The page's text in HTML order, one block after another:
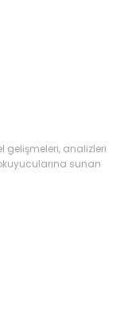
gelişmeleri, analizleri
sunan